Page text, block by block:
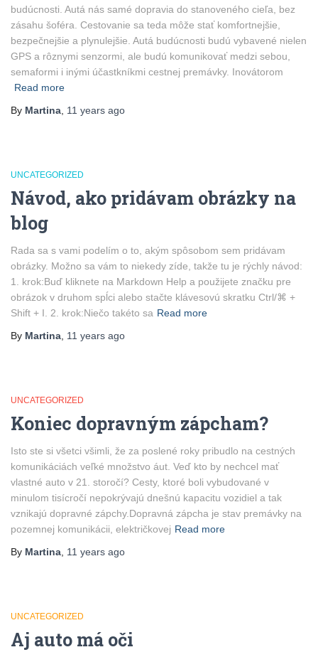
budúcnosti. Autá nás samé dopravia do stanoveného cieľa, bez
zásahu šoféra. Cestovanie sa teda môže stať komfortnejšie,
bezpečnejšie a plynulejšie. Autá budúcnosti budú vybavené nielen
GPS a rôznymi senzormi, ale budú komunikovať medzi sebou,
semaformi i inými účastkníkmi cestnej premávky. Inovátorom
Read more
By Martina 11 years ago
UNCATEGORIZED
Návod, ako pridávam obrázky na
blog
Rada sa s vami podelím o to, akým spôsobom sem pridávam
obrázky. Možno sa vám to niekedy zíde, takže tu je rýchly návod:
1. krok:Buď kliknete na Markdown Help a použijete značku pre
obrázok v druhom spĺci alebo stačte klávesovú skratku Ctrl/⌘ +
Shift + I. 2. krok:Niečo takéto sa Read more
By Martina 11 years ago
UNCATEGORIZED
Koniec dopravným zápcham?
Isto ste si všetci všimli, že za poslené roky pribudlo na cestných
komunikáciách veľké množstvo áut. Veď kto by nechcel mať
vlastné auto v 21. storočí? Cesty, ktoré boli vybudované v
minulom tisícročí nepokrývajú dnešnú kapacitu vozidiel a tak
vznikajú dopravné zápchy.Dopravná zápcha je stav premávky na
pozemnej komunikácii, električkovej Read more
By Martina 11 years ago
UNCATEGORIZED
Aj auto má oči